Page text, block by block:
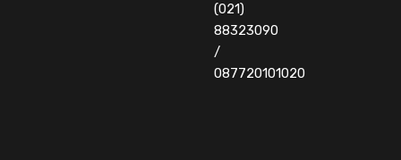
(021)
88323090
/
087720101020